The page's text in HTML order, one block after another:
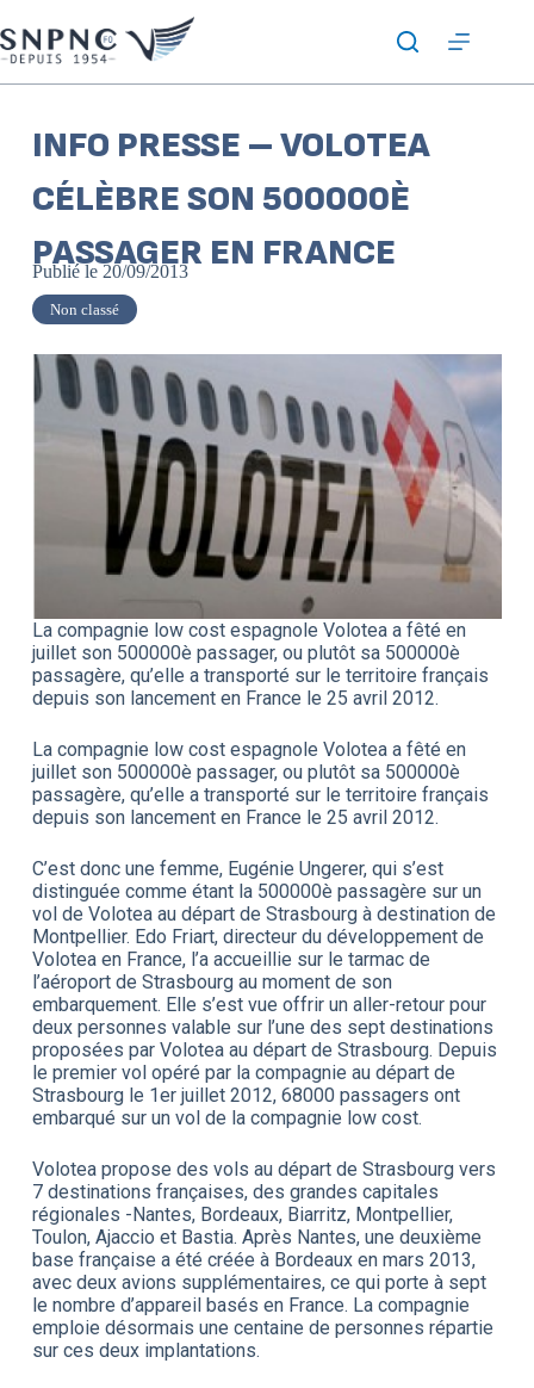
INFO PRESSE – VOLOTEA
CÉLÈBRE SON 500000È
PASSAGER EN FRANCE
Publié le 20/09/2013
Non classé
La compagnie low cost espagnole Volotea a fêté en
juillet son 500000è passager, ou plutôt sa 500000è
passagère, qu’elle a transporté sur le territoire français
depuis son lancement en France le 25 avril 2012.
La compagnie low cost espagnole Volotea a fêté en
juillet son 500000è passager, ou plutôt sa 500000è
passagère, qu’elle a transporté sur le territoire français
depuis son lancement en France le 25 avril 2012.
C’est donc une femme, Eugénie Ungerer, qui s’est
distinguée comme étant la 500000è passagère sur un
vol de Volotea au départ de Strasbourg à destination de
Montpellier. Edo Friart, directeur du développement de
Volotea en France, l’a accueillie sur le tarmac de
l’aéroport de Strasbourg au moment de son
embarquement. Elle s’est vue offrir un aller-retour pour
deux personnes valable sur l’une des sept destinations
proposées par Volotea au départ de Strasbourg. Depuis
le premier vol opéré par la compagnie au départ de
Strasbourg le 1er juillet 2012, 68000 passagers ont
embarqué sur un vol de la compagnie low cost.
Volotea propose des vols au départ de Strasbourg vers
7 destinations françaises, des grandes capitales
régionales -Nantes, Bordeaux, Biarritz, Montpellier,
Toulon, Ajaccio et Bastia. Après Nantes, une deuxième
base française a été créée à Bordeaux en mars 2013,
avec deux avions supplémentaires, ce qui porte à sept
le nombre d’appareil basés en France. La compagnie
emploie désormais une centaine de personnes répartie
sur ces deux implantations.